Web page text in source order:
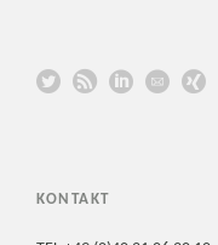
KONTAKT